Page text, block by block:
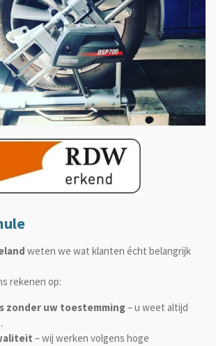
weten we wat klanten écht belangrijk
rekenen op:
zonder uw toestemming– u weet altijd
– wij werken volgens hoge